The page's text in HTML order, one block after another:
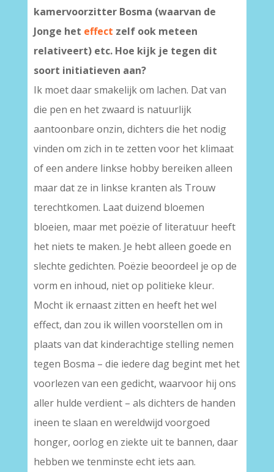
kamervoorzitter Bosma (waarvan de
Jonge het effect zelf ook meteen
relativeert) etc. Hoe kijk je tegen dit
soort initiatieven aan?
Ik moet daar smakelijk om lachen. Dat van
die pen en het zwaard is natuurlijk
aantoonbare onzin, dichters die het nodig
vinden om zich in te zetten voor het klimaat
of een andere linkse hobby bereiken alleen
maar dat ze in linkse kranten als Trouw
terechtkomen. Laat duizend bloemen
bloeien, maar met poëzie of literatuur heeft
het niets te maken. Je hebt alleen goede en
slechte gedichten. Poëzie beoordeel je op de
vorm en inhoud, niet op politieke kleur.
Mocht ik ernaast zitten en heeft het wel
effect, dan zou ik willen voorstellen om in
plaats van dat kinderachtige stelling nemen
tegen Bosma – die iedere dag begint met het
voorlezen van een gedicht, waarvoor hij ons
aller hulde verdient – als dichters de handen
ineen te slaan en wereldwijd voorgoed
honger, oorlog en ziekte uit te bannen, daar
hebben we tenminste echt iets aan.